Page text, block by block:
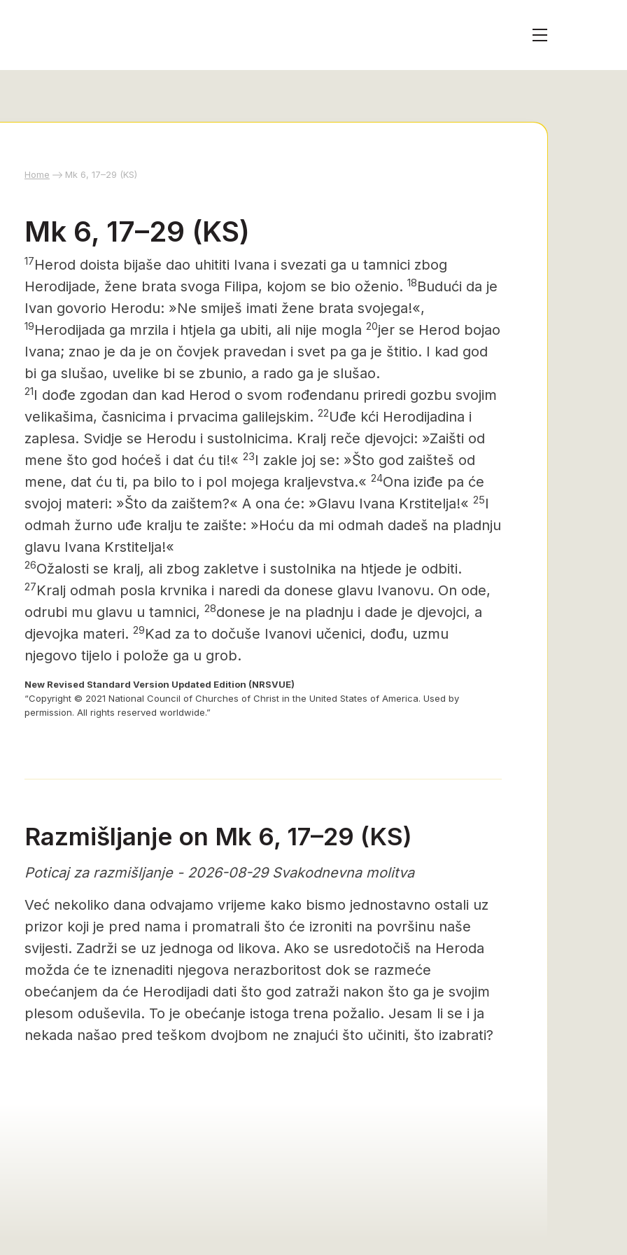
Home Mk 6, 17–29 (KS)
Mk 6, 17–29 (KS)
17Herod doista bijaše dao uhititi Ivana i svezati ga u tamnici zbog
Herodijade, žene brata svoga Filipa, kojom se bio oženio. 18Budući da je
Ivan govorio Herodu: »Ne smiješ imati žene brata svojega!«,
19Herodijada ga mrzila i htjela ga ubiti, ali nije mogla 20jer se Herod bojao
Ivana; znao je da je on čovjek pravedan i svet pa ga je štitio. I kad god
bi ga slušao, uvelike bi se zbunio, a rado ga je slušao.
21I dođe zgodan dan kad Herod o svom rođendanu priredi gozbu svojim
velikašima, časnicima i prvacima galilejskim. 22Uđe kći Herodijadina i
zaplesa. Svidje se Herodu i sustolnicima. Kralj reče djevojci: »Zaišti od
mene što god hoćeš i dat ću ti!« 23I zakle joj se: »Što god zaišteš od
mene, dat ću ti, pa bilo to i pol mojega kraljevstva.« 24Ona iziđe pa će
svojoj materi: »Što da zaištem?« A ona će: »Glavu Ivana Krstitelja!« 25I
odmah žurno uđe kralju te zaište: »Hoću da mi odmah dadeš na pladnju
glavu Ivana Krstitelja!«
26Ožalosti se kralj, ali zbog zakletve i sustolnika na htjede je odbiti.
27Kralj odmah posla krvnika i naredi da donese glavu Ivanovu. On ode,
odrubi mu glavu u tamnici, 28donese je na pladnju i dade je djevojci, a
djevojka materi. 29Kad za to dočuše Ivanovi učenici, dođu, uzmu
njegovo tijelo i polože ga u grob.
New Revised Standard Version Updated Edition (NRSVUE)
“Copyright © 2021 National Council of Churches of Christ in the United States of America. Used by
permission. All rights reserved worldwide.”
Razmišljanje on Mk 6, 17–29 (KS)
Poticaj za razmišljanje - 2026-08-29 Svakodnevna molitva
Već nekoliko dana odvajamo vrijeme kako bismo jednostavno ostali uz
prizor koji je pred nama i promatrali što će izroniti na površinu naše
svijesti. Zadrži se uz jednoga od likova. Ako se usredotočiš na Heroda
možda će te iznenaditi njegova nerazboritost dok se razmeće
obećanjem da će Herodijadi dati što god zatraži nakon što ga je svojim
plesom oduševila. To je obećanje istoga trena požalio. Jesam li se i ja
nekada našao pred teškom dvojbom ne znajući što učiniti, što izabrati?